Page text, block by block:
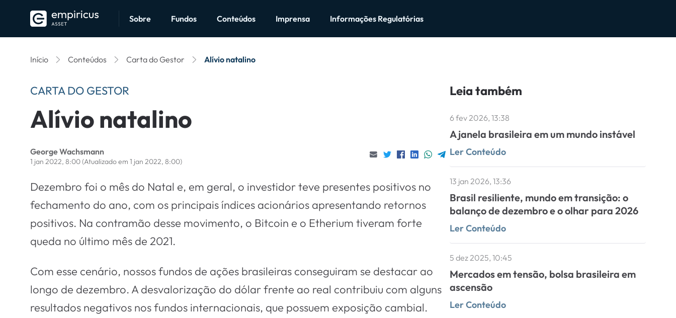
Sobre Fundos Conteúdos Imprensa Informações Regulatórias
Início Conteúdos Carta do Gestor Alívio natalino
CARTA DO GESTOR
Alívio natalino
George Wachsmann
1 jan 2022, 8:00(Atualizado em 1 jan 2022, 8:00)
Dezembro foi o mês do Natal e, em geral, o investidor teve presentes positivos no
fechamento do ano, com os principais índices acionários apresentando retornos
positivos. Na contramão desse movimento, o Bitcoin e o Etherium tiveram forte
queda no último mês de 2021.
Com esse cenário, nossos fundos de ações brasileiras conseguiram se destacar ao
longo de dezembro. A desvalorização do dólar frente ao real contribuiu com alguns
resultados negativos nos fundos internacionais, que possuem exposição cambial.
Leia também
6 fev 2026, 13:38
A janela brasileira em um mundo instável
Ler Conteúdo
13 jan 2026, 13:36
Brasil resiliente, mundo em transição: o
balanço de dezembro e o olhar para 2026
Ler Conteúdo
5 dez 2025, 10:45
Mercados em tensão, bolsa brasileira em
ascensão
Ler Conteúdo